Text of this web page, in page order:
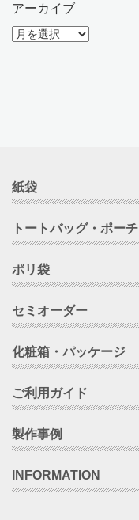
アーカイブ
ア
紙袋
トートバッグ・ポーチ
ポリ袋
セミオーダー
化粧箱・パッケージ
ご利用ガイド
製作事例
INFORMATION